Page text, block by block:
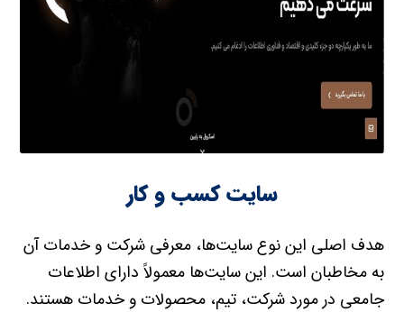
سایت کسب و کار
هدف اصلی این نوع سایت‌ها، معرفی شرکت و خدمات آن
به مخاطبان است. این سایت‌ها معمولاً دارای اطلاعات
جامعی در مورد شرکت، تیم، محصولات و خدمات هستند.